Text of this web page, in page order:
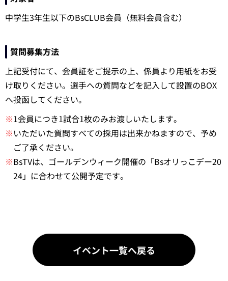
中学生3年生以下のBsCLUB会員（無料会員含む）
質問募集方法
上記受付にて、会員証をご提示の上、係員より用紙をお受
け取りください。選手への質問などを記入して設置のBOX
へ投函してください。
※1会員につき1試合1枚のみお渡しいたします。
※いただいた質問すべての採用は出来かねますので、予め
ご了承ください。
※BsTVは、ゴールデンウィーク開催の「Bsオリっこデー20
24」に合わせて公開予定です。
イベント一覧へ戻る